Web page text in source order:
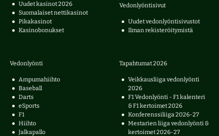
Uudet kasinot 2026
Suomalaiset nettikasinot
Pikakasinot
Kasinobonukset
Vedonlyöntisivut
Uudet vedonlyöntisivustot
Ilman rekisteröitymistä
Vedonlyönti
Ampumahiihto
Baseball
Darts
eSports
F1
Hiihto
Jalkapallo
Tapahtumat 2026
Veikkausliiga vedonlyönti
2026
F1 Vedonlyönti - F1 kalenteri
& F1 kertoimet 2026
Konferenssiliiga 2026-27
Mestarien liiga vedonlyönti &
kertoimet 2026-27